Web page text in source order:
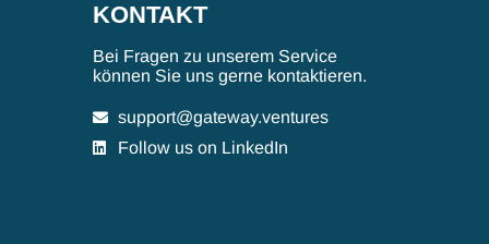
KONTAKT
Bei Fragen zu unserem Service
können Sie uns gerne kontaktieren.
support@gateway.ventures
Follow us on LinkedIn